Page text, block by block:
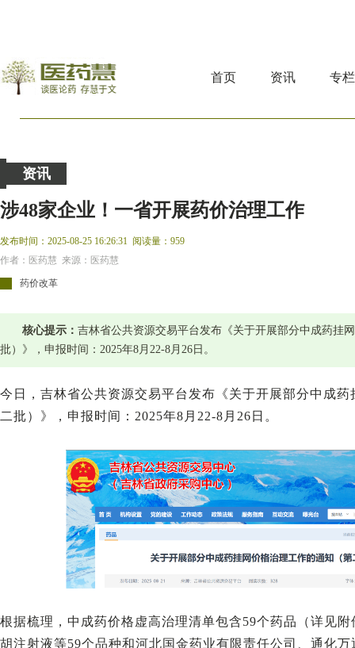
首页 资讯 专栏
资讯
涉48家企业！一省开展药价治理工作
发布时间：2025-08-25 16:26:31 阅读量：959
作者：医药慧 来源：医药慧
药价改革
核心提示： 吉林省公共资源交易平台发布《关于开展部分中成药挂
批）》，申报时间：2025年8月22-8月26日。
今日，吉林省公共资源交易平台发布《关于开展部分中成
二批）》，申报时间：2025年8月22-8月26日。
根据梳理，中成药价格虚高治理清单包含59个药品（详见
胡注射液等59个品种和河北国金药业有限责任公司、通化